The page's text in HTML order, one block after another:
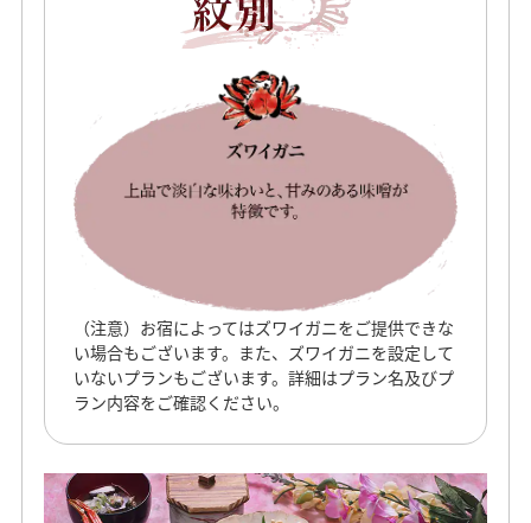
（注意）お宿によってはズワイガニをご提供できな
い場合もございます。また、ズワイガニを設定して
いないプランもございます。詳細はプラン名及びプ
ラン内容をご確認ください。